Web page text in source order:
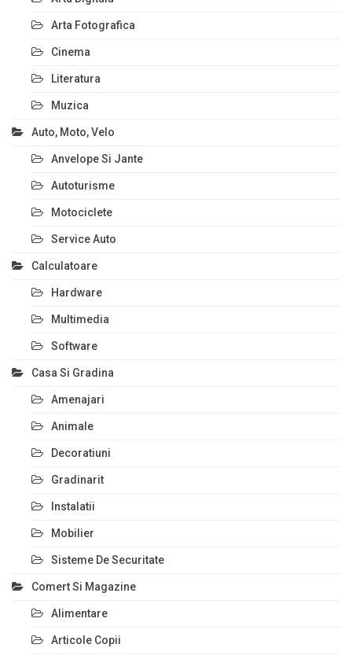
Arta Fotografica
Cinema
Literatura
Muzica
Auto, Moto, Velo
Anvelope Si Jante
Autoturisme
Motociclete
Service Auto
Calculatoare
Hardware
Multimedia
Software
Casa Si Gradina
Amenajari
Animale
Decoratiuni
Gradinarit
Instalatii
Mobilier
Sisteme De Securitate
Comert Si Magazine
Alimentare
Articole Copii